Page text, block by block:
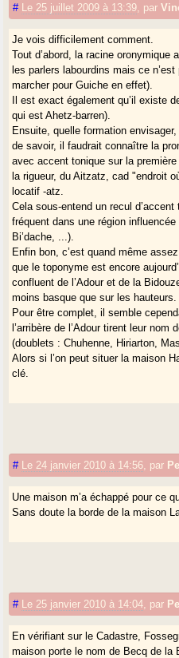
# Le 25 juillet 2009 à 13:39 par
Je vois difficilement comment.
Tout d’abord, la racine oronymique
les parlers labourdins mais ce
marcher pour Guiche en effet).
Il est exact également qu’il existe
qui est Ahetz-barren).
Ensuite, quelle formation
de savoir, il faudrait connaître la
avec accent tonique sur la
la rigueur, du Aitzatz, cad "endroit
locatif -atz.
Cela sous-entend un recul
fréquent dans une région influencée
Bi’dache, ...).
Enfin bon, c’est quand même
que le toponyme est encore
confluent de l’Adour et de la
moins basque que sur les hauteurs.
Pour être complet, il semble
l’arribère de l’Adour tirent leur nom
(doublets : Chuhenne, Hiriarton,
Alors si l’on peut situer la maison
clé.
# Le 24 janvier 2010 à 14:56 par
Une maison m’a échappé pour ce
Sans doute la borde de la maison
# Le 25 janvier 2010 à 14:04 par
En vérifiant sur le Cadastre,
maison porte le nom de Becq de la